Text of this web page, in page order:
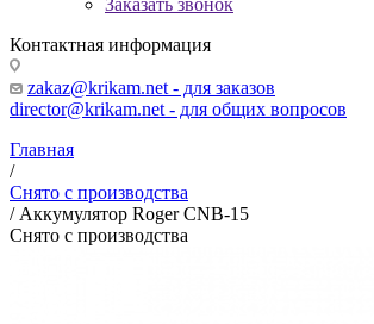
Заказать звонок
Контактная информация
zakaz@krikam.net - для заказов
director@krikam.net - для общих вопросов
Главная
/
Снято с производства
/ Аккумулятор Roger CNB-15
Снято с производства